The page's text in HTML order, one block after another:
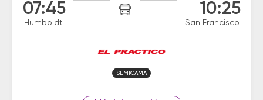
07:45
Humboldt
10:25
San Francisco
SEMICAMA